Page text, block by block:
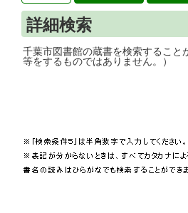
詳細検索
千葉市図書館の蔵書を
等をするものではありません。）